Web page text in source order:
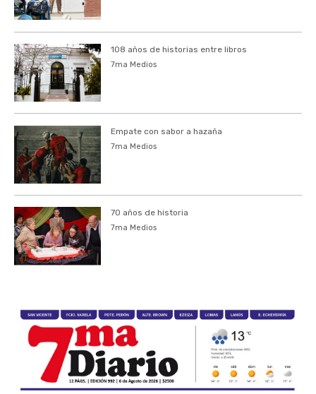
108 años de historias entre libros
7ma Medios
Empate con sabor a hazaña
7ma Medios
70 años de historia
7ma Medios